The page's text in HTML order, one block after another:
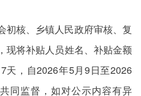
初核、乡镇人民政府审核、复
现将补贴人员姓名、补贴金额
天，自2026年5月9日至2026
同监督，如对公示内容有异